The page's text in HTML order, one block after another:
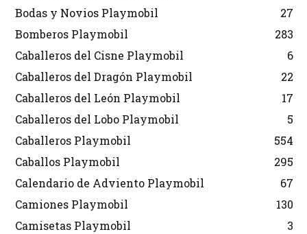
Bodas y Novios Playmobil
27
Bomberos Playmobil
283
Caballeros del Cisne Playmobil
6
Caballeros del Dragón Playmobil
22
Caballeros del León Playmobil
17
Caballeros del Lobo Playmobil
5
Caballeros Playmobil
554
Caballos Playmobil
295
Calendario de Adviento Playmobil
67
Camiones Playmobil
130
Camisetas Playmobil
3